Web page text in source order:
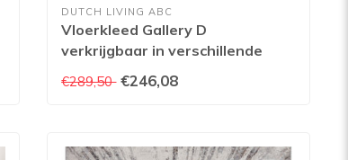
DUTCH LIVING ABC
Vloerkleed Gallery D
verkrijgbaar in verschillende
afmetingen
€289,50 €246,08